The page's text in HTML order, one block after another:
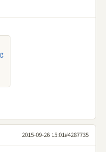
2015-09-26 15:01#4287735